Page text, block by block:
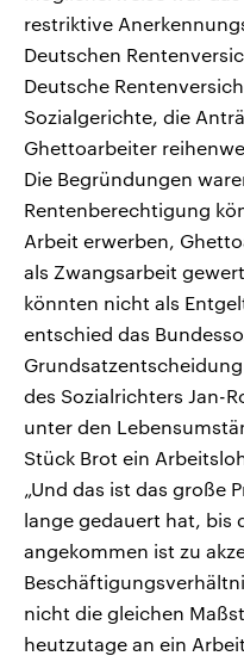
restriktive
Deutschen
Deutsche
Sozialgerichte, die
Ghettoarbeiter
Die Begründungen
Rentenberechtigung
Arbeit erwerben,
als Zwangsarbeit
könnten nicht als
entschied das
des Sozialrichters Jan-
unter den
Stück Brot ein
„Und das ist das große
lange gedauert hat, bis
angekommen ist zu
nicht die gleichen
heutzutage an ein